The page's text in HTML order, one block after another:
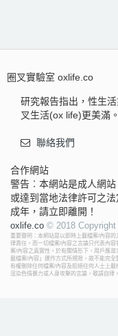
圈叉實驗室 oxlife.co
研究報告指出，性生
叉生活(ox life)更美滿。
聯絡我們
合作網站
警告︰本網站是成人網
或達到當地法律許可之
成年，請立即離開！
oxlife.co © 2018 Copyright
重要聲明：本網站是以即時上載檔案/內容
律責任。而一切檔案/內容之言論只代表內
案/內容之真實性。於有關情形下，用戶應
載檔案/內容」運作方式所規限，故不能完
有權刪除任何檔案/內容及拒絕任何人士上
渲染色情暴力或人身攻擊的言論，敬請自律